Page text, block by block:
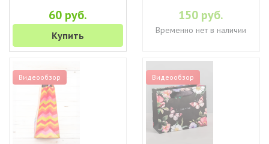
60 руб.
Купить
150 руб.
Временно нет в наличии
Видеообзор Видеообзор